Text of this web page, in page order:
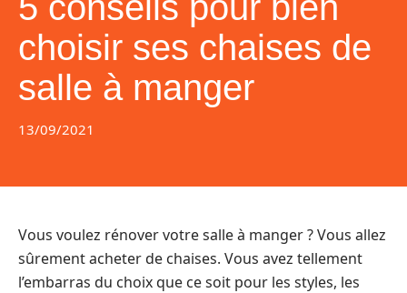
choisir ses chaises de
salle à manger
13/09/2021
Vous voulez rénover votre salle à manger ? Vous allez
sûrement acheter de chaises. Vous avez tellement
l’embarras du choix que ce soit pour les styles, les